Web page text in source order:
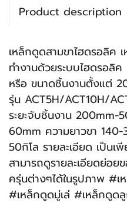
Product description
เหล็กดูดสามขาไฮดรอลิค
ทำงานด้วยระบบไฮดรอ
หรือ ขนาดชิ้นงานตั้งแต่
รุ่น ACT5H/ACT10H/
ระยะจับชิ้นงาน 200mm-
60mm ความยาวขา
50กิโล รายละเอียด เป็น
สามารถดูรายละเอียดย่อย
ครุ่นต่างๆได้ในรูปภาพ #
#เหล็กดูดมู่เล่ #เหล็กดูด